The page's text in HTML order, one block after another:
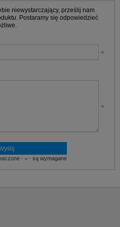
niewystarczający, prześlij nam
Postaramy się odpowiedzieć
- - są wymagane